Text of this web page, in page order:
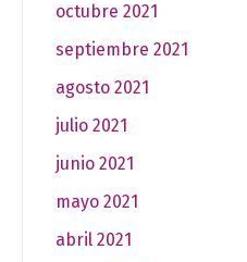
octubre 2021
septiembre 2021
agosto 2021
julio 2021
junio 2021
mayo 2021
abril 2021